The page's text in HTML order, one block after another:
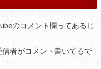
のコメント欄ってあるじ
者がコメント書いてるで